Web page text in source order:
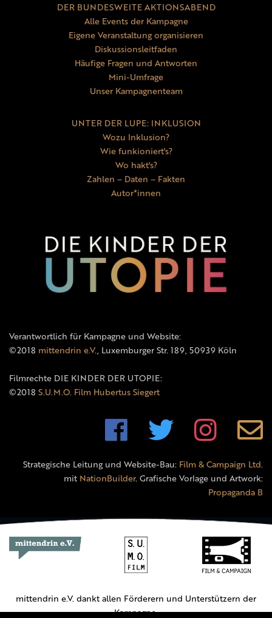
DER BUNDESWEITE AKTIONSABEND
Alle Events der Kampagne
Eigene Veranstaltung organisieren
Diskussionsleitfaden
Häufige Fragen und Antworten
Mini-Umfrage
Unser Kampagnenteam
UNTER DER LUPE: INKLUSION
Wozu Inklusion?
Wie funkioniert's?
Wo hakt's?
Zahlen – Daten – Fakten
Autor*innen
Verantwortlich für Kampagne und Website:
©2018 mittendrin e.V., Luxemburger Str. 189, 50939 Köln
Filmrechte DIE KINDER DER UTOPIE:
©2018 S.U.M.O. Film Hubertus Siegert
Strategische Leitung und Website-Bau: Film & Campaign Ltd.
mit NationBuilder. Grafische Vorlage und Artwork:
Propaganda B
mittendrin e.V. dankt allen Förderern und Unterstützern der
Kampagne.